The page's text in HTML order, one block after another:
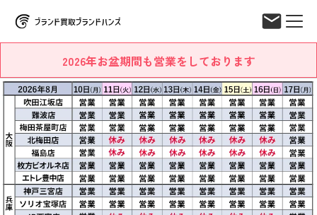
2026年お盆期間も営業をしております